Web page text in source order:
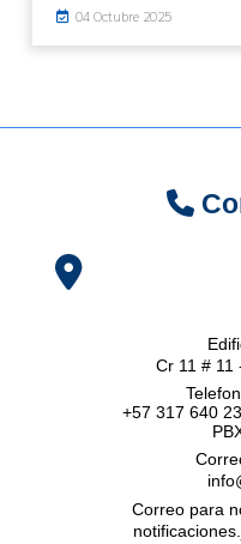
04 Octubre 2025
Cr 11 # 11
+57 317 640
Correo para